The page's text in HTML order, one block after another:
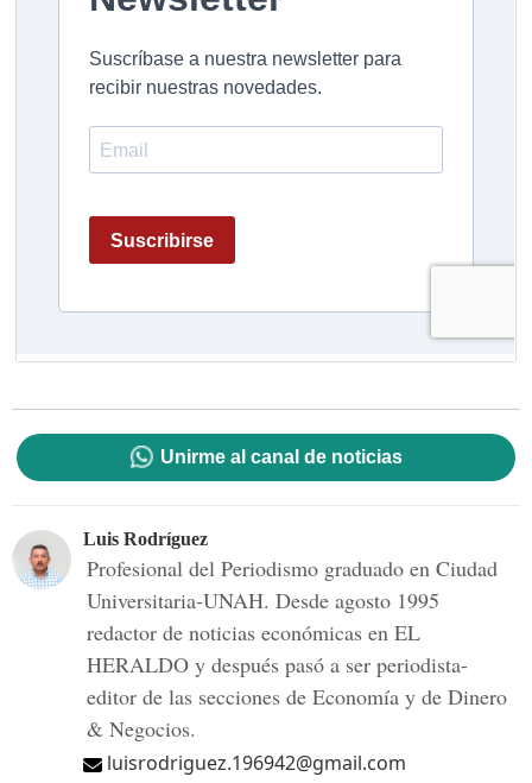
Unirme al canal de noticias
Luis Rodríguez
Profesional del Periodismo graduado en Ciudad
Universitaria-UNAH. Desde agosto 1995
redactor de noticias económicas en EL
HERALDO y después pasó a ser periodista-
editor de las secciones de Economía y de Dinero
& Negocios.
luisrodriguez.196942@gmail.com